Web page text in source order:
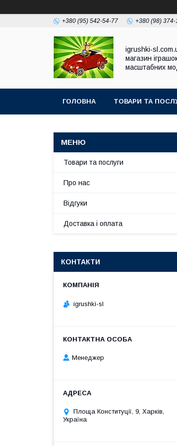
+380 (95) 542-54-77 +380 (98) 374-
igrushki-
магазин
масштабних
ГОЛОВНА ТОВАРИ ТА
Товари та послуги
Про нас
Відгуки
Доставка і оплата
КОНТАКТИ
igrushki-sl
Менеджер
Площа Конституції, 9, Харків,
Україна